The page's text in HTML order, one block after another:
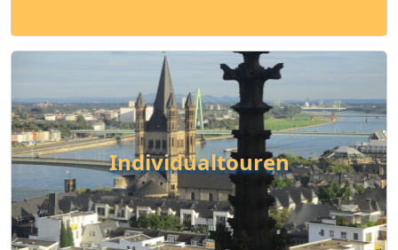
Individualtouren